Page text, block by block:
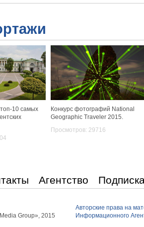
10 самых
Конкурс фотографий National
Geographic Traveler 2015.
Просмотров: 29716
Агентство
Group», 2015
Авторские права на
Информационного